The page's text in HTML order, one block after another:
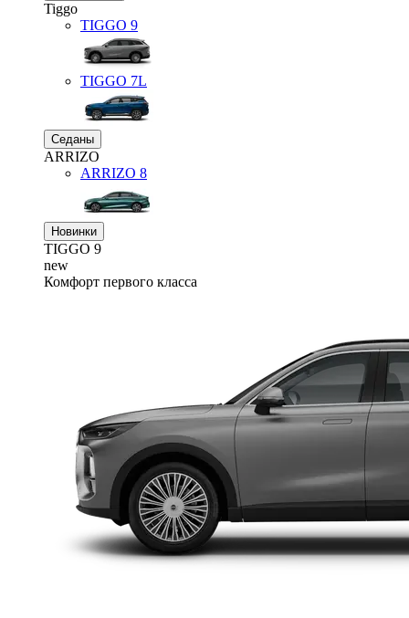
Tiggo
TIGGO 9
TIGGO 7L
Седаны
ARRIZO
ARRIZO 8
Новинки
TIGGO 9
new
Комфорт первого класса